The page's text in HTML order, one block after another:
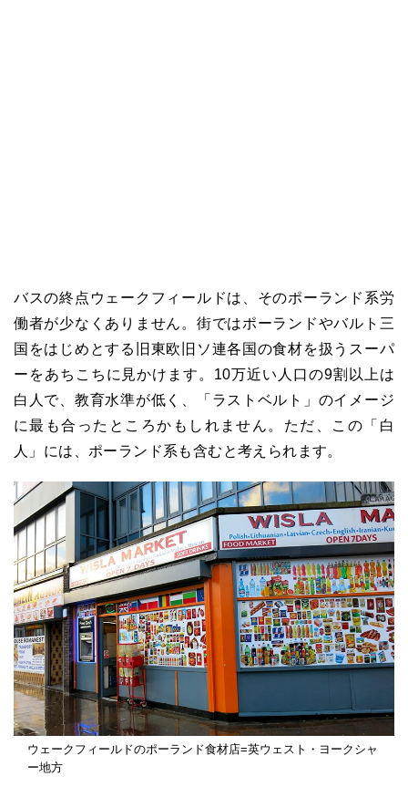
バスの終点ウェークフィールドは、そのポーランド系労
働者が少なくありません。街ではポーランドやバルト三
国をはじめとする旧東欧旧ソ連各国の食材を扱うスーパ
ーをあちこちに見かけます。10万近い人口の9割以上は
白人で、教育水準が低く、「ラストベルト」のイメージ
に最も合ったところかもしれません。ただ、この「白
人」には、ポーランド系も含むと考えられます。
ウェークフィールドのポーランド食材店=英ウェスト・ヨークシャ
ー地方